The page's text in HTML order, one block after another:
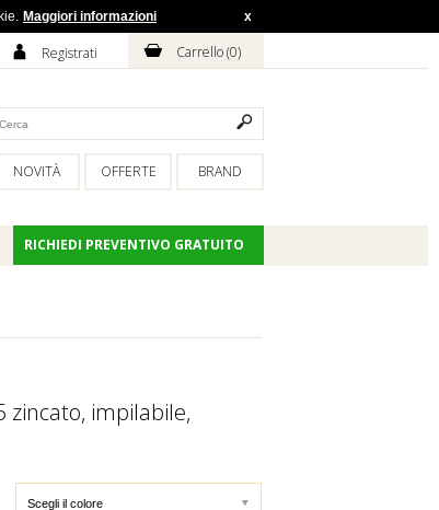
A Registrati H Carrello (0)
BRAND
OFFERTE
NOVITÀ
RICHIEDI PREVENTIVO GRATUITO
zincato, impilabile,
Maggiori informazioni x